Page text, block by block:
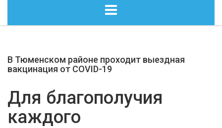
ОБЩЕСТВО
КУЛЬТУРА
В Тюменском районе проходит выездная
вакцинация от COVID-19
Для благополучия
каждого